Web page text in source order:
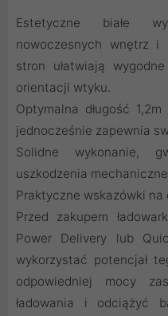
Estetyczne białe
nowoczesnych wnętrz i
stron ułatwiają
orientacji wtyku.
Optymalna długość
jednocześnie zapewnia
Solidne wykonanie,
uszkodzenia
Praktyczne wskazówki na
Przed zakupem
Power Delivery lub
wykorzystać potencjał
odpowiedniej mocy
ładowania i odciążyć